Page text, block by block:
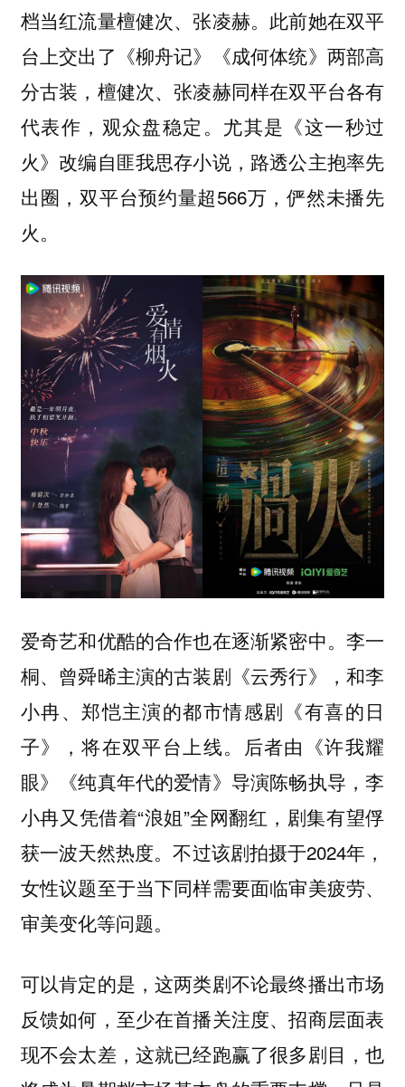
档当红流量檀健次、张凌赫。此前她在双平
台上交出了《柳舟记》《成何体统》两部高
分古装，檀健次、张凌赫同样在双平台各有
代表作，观众盘稳定。尤其是《这一秒过
火》改编自匪我思存小说，路透公主抱率先
出圈，双平台预约量超566万，俨然未播先
火。
爱奇艺和优酷的合作也在逐渐紧密中。李一
桐、曾舜晞主演的古装剧《云秀行》，和李
小冉、郑恺主演的都市情感剧《有喜的日
子》，将在双平台上线。后者由《许我耀
眼》《纯真年代的爱情》导演陈畅执导，李
小冉又凭借着“浪姐”全网翻红，剧集有望俘
获一波天然热度。不过该剧拍摄于2024年，
女性议题至于当下同样需要面临审美疲劳、
审美变化等问题。
可以肯定的是，这两类剧不论最终播出市场
反馈如何，至少在首播关注度、招商层面表
现不会太差，这就已经跑赢了很多剧目，也